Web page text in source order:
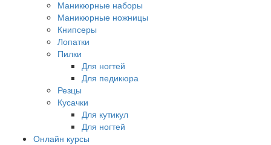
Маникюрные наборы
Маникюрные ножницы
Книпсеры
Лопатки
Пилки
Для ногтей
Для педикюра
Резцы
Кусачки
Для кутикул
Для ногтей
Онлайн курсы